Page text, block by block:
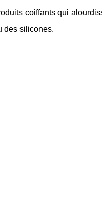
coiffants qui
des silicones.